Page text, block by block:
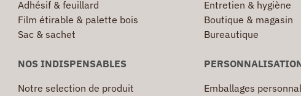
Adhésif & feuillard
Film étirable & palette bois
Sac & sachet
Entretien & hygiène
Boutique & magasin
Bureautique
NOS INDISPENSABLES
Notre selection de produit
Emballages